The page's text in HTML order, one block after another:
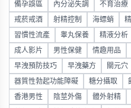
備孕誤區 內分泌失調 不育治療
戒菸戒酒 射精控制 海螵蛸
習慣性流產 睾丸保養 精液分析
成人影片 男性保健 情趣用品
早洩預防技巧 早洩藥方 關元穴
器質性勃起功能障礙 糖分攝取
香港男性 陰莖外傷 體外射精